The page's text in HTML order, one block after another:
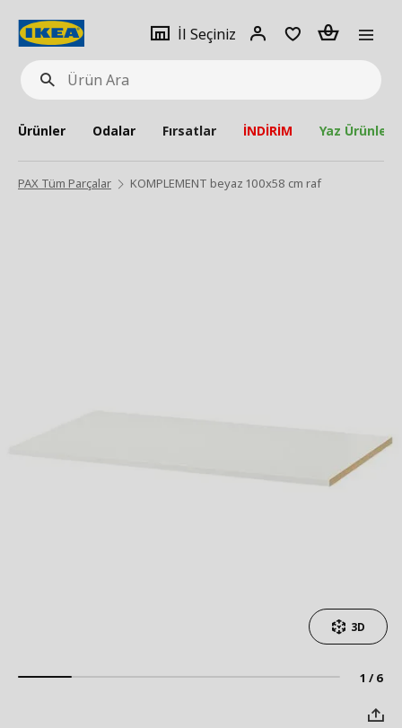
Ürün
Ara
İl Seçiniz
Giriş
Adet
Ürünler Odalar Fırsatlar İNDİRİM Yaz Ürünleri
PAX Tüm Parçalar KOMPLEMENT beyaz 100x58 cm raf
1 / 6
3D